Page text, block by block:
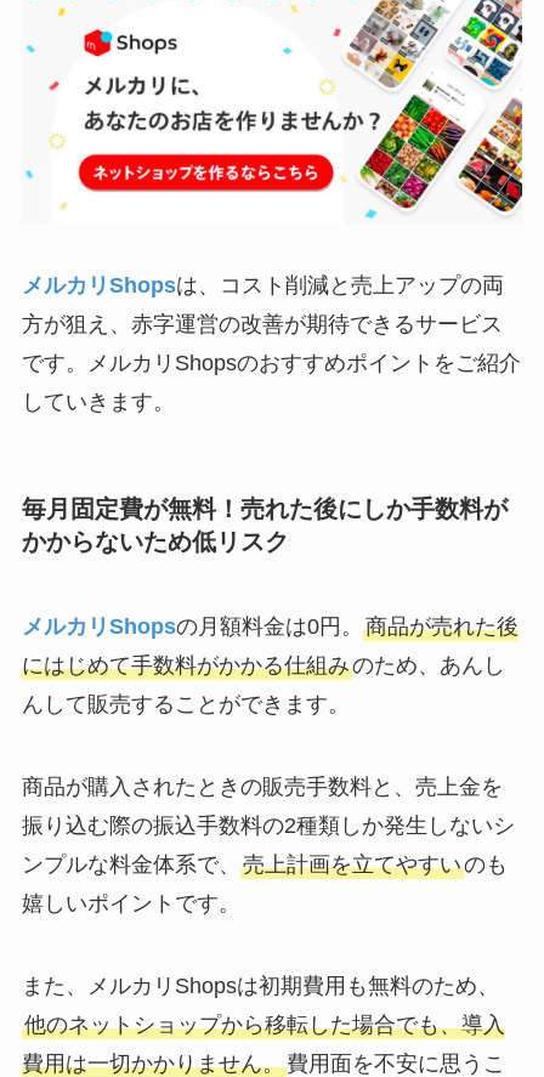
メルカリShopsは、コスト削減と売上アップの両
方が狙え、赤字運営の改善が期待できるサービス
です。メルカリShopsのおすすめポイントをご紹介
していきます。
毎月固定費が無料！売れた後にしか手数料が
かからないため低リスク
メルカリShopsの月額料金は0円。 商品が売れた後
にはじめて手数料がかかる仕組みのため、あんし
んして販売することができます。
商品が購入されたときの販売手数料と、売上金を
振り込む際の振込手数料の2種類しか発生しないシ
ンプルな料金体系で、 売上計画を立てやすいのも
嬉しいポイントです。
また、メルカリShopsは初期費用も無料のため、
他のネットショップから移転した場合でも、導入
費用は一切かかりません。費用面を不安に思うこ